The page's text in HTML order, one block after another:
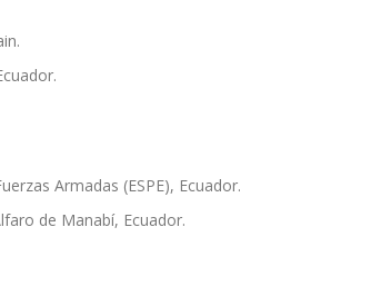
Armadas (ESPE), Ecuador.
de Manabí, Ecuador.